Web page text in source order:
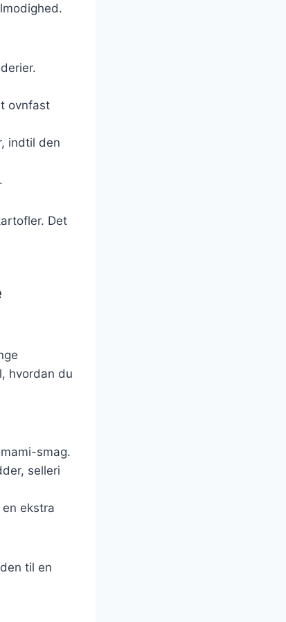
ovnfast
indtil den
Det
hvordan du
smag.
selleri
ekstra
til en